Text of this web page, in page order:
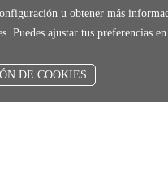
u obtener más
Puedes ajustar tus preferencias
DE COOKIES